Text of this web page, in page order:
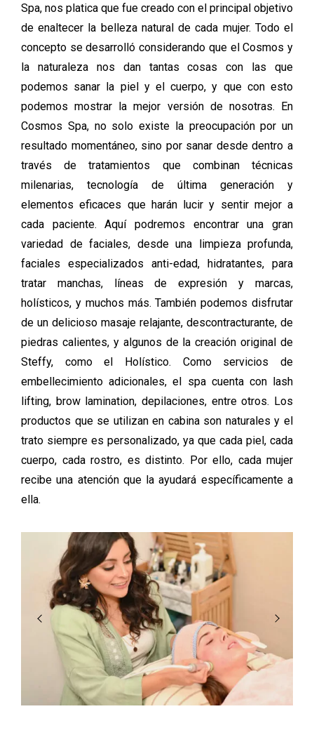
Spa, nos platica que fue creado con el principal objetivo
de enaltecer la belleza natural de cada mujer. Todo el
concepto se desarrolló considerando que el Cosmos y
la naturaleza nos dan tantas cosas con las que
podemos sanar la piel y el cuerpo, y que con esto
podemos mostrar la mejor versión de nosotras. En
Cosmos Spa, no solo existe la preocupación por un
resultado momentáneo, sino por sanar desde dentro a
través de tratamientos que combinan técnicas
milenarias, tecnología de última generación y
elementos eficaces que harán lucir y sentir mejor a
cada paciente. Aquí podremos encontrar una gran
variedad de faciales, desde una limpieza profunda,
faciales especializados anti-edad, hidratantes, para
tratar manchas, líneas de expresión y marcas,
holísticos, y muchos más. También podemos disfrutar
de un delicioso masaje relajante, descontracturante, de
piedras calientes, y algunos de la creación original de
Steffy, como el Holístico. Como servicios de
embellecimiento adicionales, el spa cuenta con lash
lifting, brow lamination, depilaciones, entre otros. Los
productos que se utilizan en cabina son naturales y el
trato siempre es personalizado, ya que cada piel, cada
cuerpo, cada rostro, es distinto. Por ello, cada mujer
recibe una atención que la ayudará específicamente a
ella.